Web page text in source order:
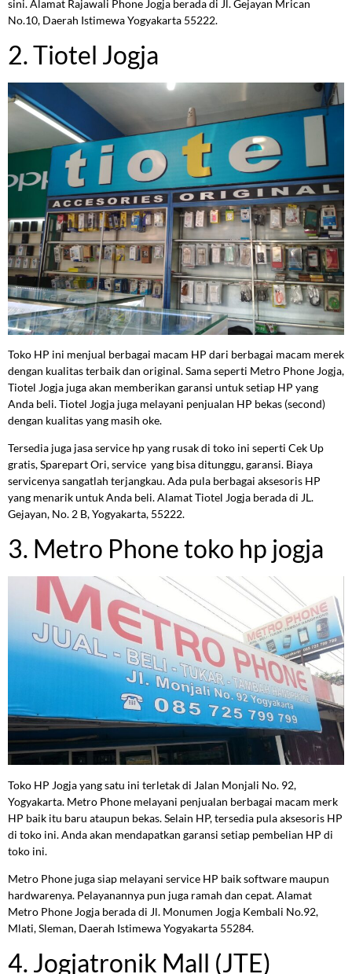
sini. Alamat Rajawali Phone Jogja berada di Jl. Gejayan Mrican
No.10, Daerah Istimewa Yogyakarta 55222.
2. Tiotel Jogja
Toko HP ini menjual berbagai macam HP dari berbagai macam merek
dengan kualitas terbaik dan original. Sama seperti Metro Phone Jogja,
Tiotel Jogja juga akan memberikan garansi untuk setiap HP yang
Anda beli. Tiotel Jogja juga melayani penjualan HP bekas (second)
dengan kualitas yang masih oke.
Tersedia juga jasa service hp yang rusak di toko ini seperti Cek Up
gratis, Sparepart Ori, service yang bisa ditunggu, garansi. Biaya
servicenya sangatlah terjangkau. Ada pula berbagai aksesoris HP
yang menarik untuk Anda beli. Alamat Tiotel Jogja berada di JL.
Gejayan, No. 2 B, Yogyakarta, 55222.
3. Metro Phone toko hp jogja
Toko HP Jogja yang satu ini terletak di Jalan Monjali No. 92,
Yogyakarta. Metro Phone melayani penjualan berbagai macam merk
HP baik itu baru ataupun bekas. Selain HP, tersedia pula aksesoris HP
di toko ini. Anda akan mendapatkan garansi setiap pembelian HP di
toko ini.
Metro Phone juga siap melayani service HP baik software maupun
hardwarenya. Pelayanannya pun juga ramah dan cepat. Alamat
Metro Phone Jogja berada di Jl. Monumen Jogja Kembali No.92,
Mlati, Sleman, Daerah Istimewa Yogyakarta 55284.
4. Jogjatronik Mall (JTE)